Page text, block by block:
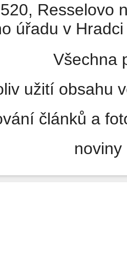
Resselovo
úřadu v
Všechna
užití obsahu
článků a